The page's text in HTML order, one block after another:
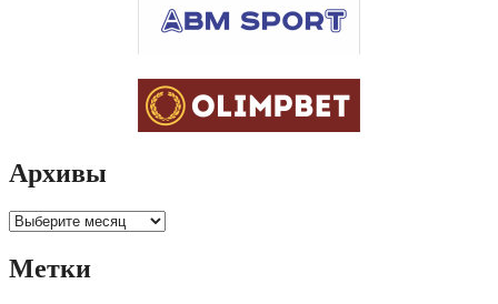
Архивы
Архивы
Метки